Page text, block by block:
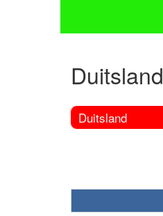
Duitsland
Duitsland